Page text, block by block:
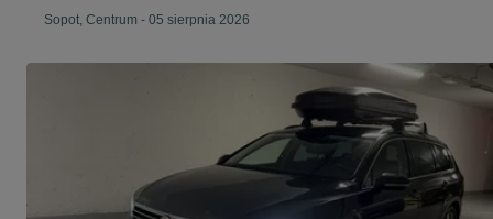
Sopot, Centrum - 05 sierpnia 2026